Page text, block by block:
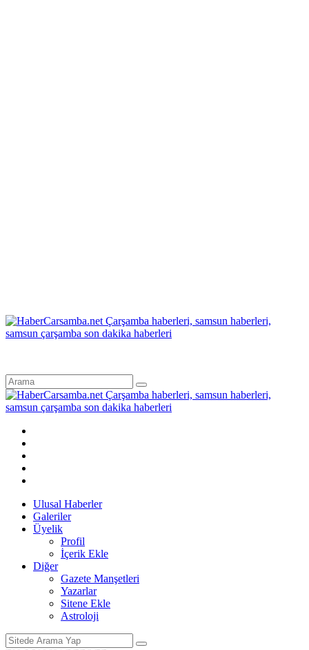
Ulusal Haberler
Galeriler
Üyelik
Profil
İçerik Ekle
Diğer
Gazete Manşetleri
Yazarlar
Sitene Ekle
Astroloji